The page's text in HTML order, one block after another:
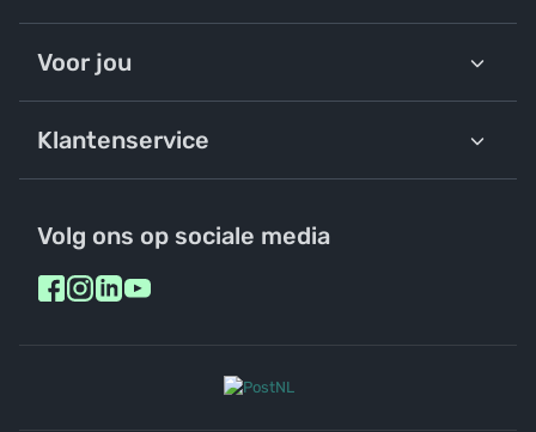
Voor jou
Klantenservice
Volg ons op sociale media